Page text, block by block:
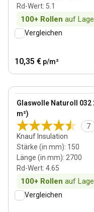
Rd-Wert: 5.1
100+ Rollen auf
Vergleichen
10,35 € p/m²
Glaswolle Naturoll 032
m²)
7
Knauf Insulation
Stärke (in mm): 150
Länge (in mm): 2700
Rd-Wert: 4.65
100+ Rollen auf
View product
Vergleichen